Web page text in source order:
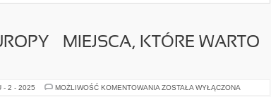
– MIEJSCA, KTÓRE WARTO
- 2 - 2025 MOŻLIWOŚĆ KOMENTOWANIA PÓŁNOCNA
ZOSTAŁA WYŁĄCZONA